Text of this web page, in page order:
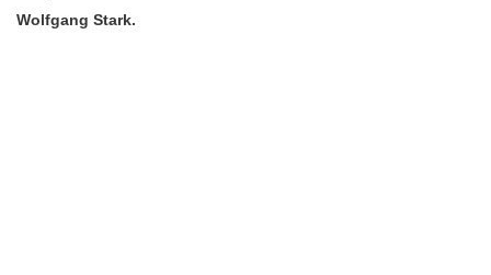
Wolfgang Stark.